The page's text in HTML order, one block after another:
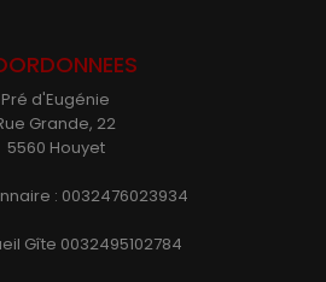
Pré d'Eugénie
Grande, 22
5560 Houyet
: 0032476023934
Gîte 0032495102784